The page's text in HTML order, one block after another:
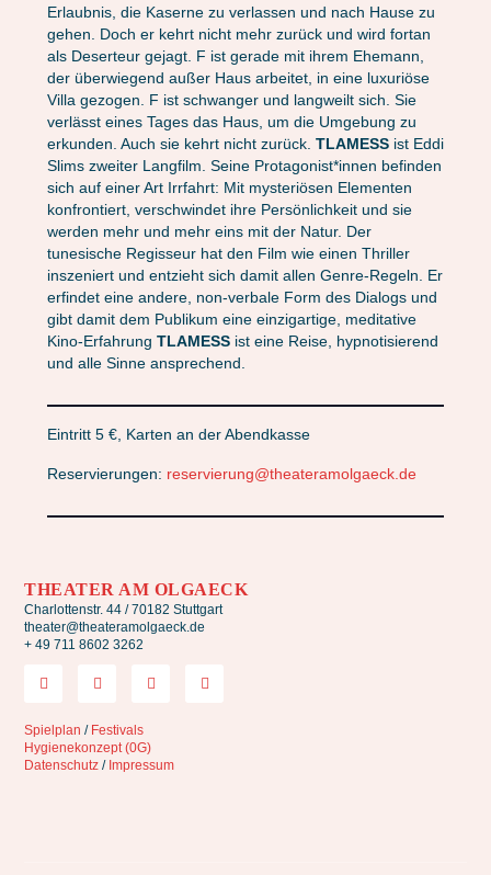
Erlaubnis, die Kaserne zu verlassen und nach Hause zu
gehen. Doch er kehrt nicht mehr zurück und wird fortan
als Deserteur gejagt. F ist gerade mit ihrem Ehemann,
der überwiegend außer Haus arbeitet, in eine luxuriöse
Villa gezogen. F ist schwanger und langweilt sich. Sie
verlässt eines Tages das Haus, um die Umgebung zu
erkunden. Auch sie kehrt nicht zurück. TLAMESSist Eddi
Slims zweiter Langfilm. Seine Protagonist*innen befinden
sich auf einer Art Irrfahrt: Mit mysteriösen Elementen
konfrontiert, verschwindet ihre Persönlichkeit und sie
werden mehr und mehr eins mit der Natur. Der
tunesische Regisseur hat den Film wie einen Thriller
inszeniert und entzieht sich damit allen Genre-Regeln. Er
erfindet eine andere, non-verbale Form des Dialogs und
gibt damit dem Publikum eine einzigartige, meditative
Kino-Erfahrung TLAMESSist eine Reise, hypnotisierend
und alle Sinne ansprechend.
Eintritt 5 €, Karten an der Abendkasse
Reservierungen: reservierung@theateramolgaeck.de
THEATER AM OLGAECK
Charlottenstr. 44 / 70182 Stuttgart
theater@theateramolgaeck.de
+ 49 711 8602 3262
Spielplan / Festivals
Hygienekonzept (0G)
Datenschutz / Impressum